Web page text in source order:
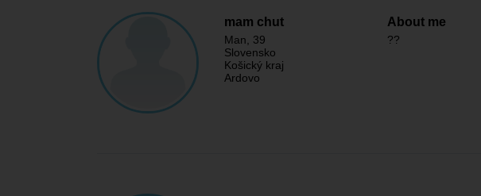
mam chut
Man , 39
Slovensko
Košický kraj
Ardovo
About me
??